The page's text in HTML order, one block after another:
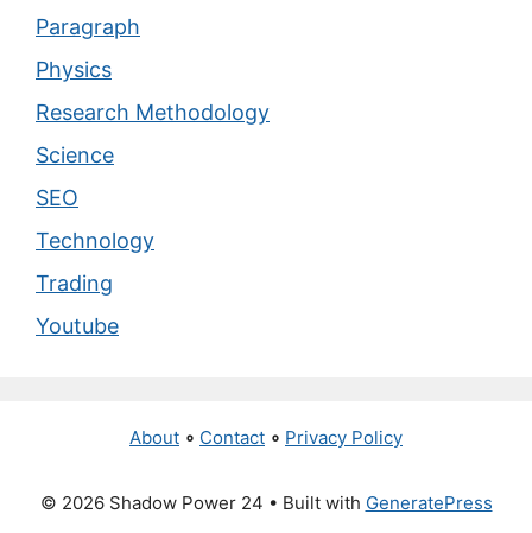
Paragraph
Physics
Research Methodology
Science
SEO
Technology
Trading
Youtube
About ∘ Contact ∘ Privacy Policy
© 2026 Shadow Power 24 • Built with GeneratePress